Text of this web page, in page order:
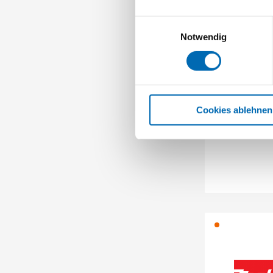
Notwendig
Cookies ablehnen
Artikel-Nr.